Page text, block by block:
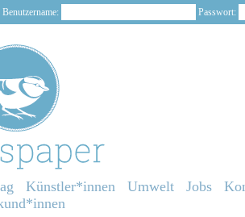
Benutzername: Passwort:
Künstler*innen Umwelt Jobs